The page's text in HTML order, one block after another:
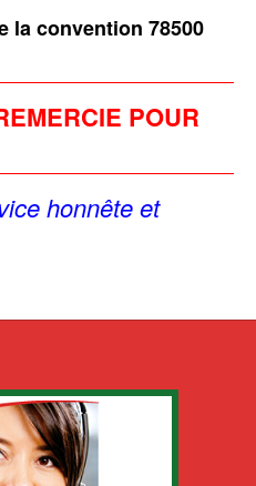
la convention 78500
POUR
honnête et